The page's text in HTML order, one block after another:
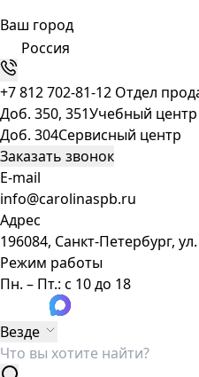
Ваш город
Россия
+7 812 702-81-12 Отдел
Доб. 350, 351Учебный центр
Доб. 304Сервисный центр
Заказать звонок
E-mail
info@carolinaspb.ru
Адрес
196084, Санкт-Петербург,
Режим работы
Пн. – Пт.: с 10 до 18
Везде